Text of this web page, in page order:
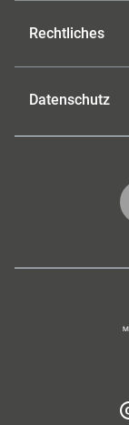
Rechtliches
Datenschutz